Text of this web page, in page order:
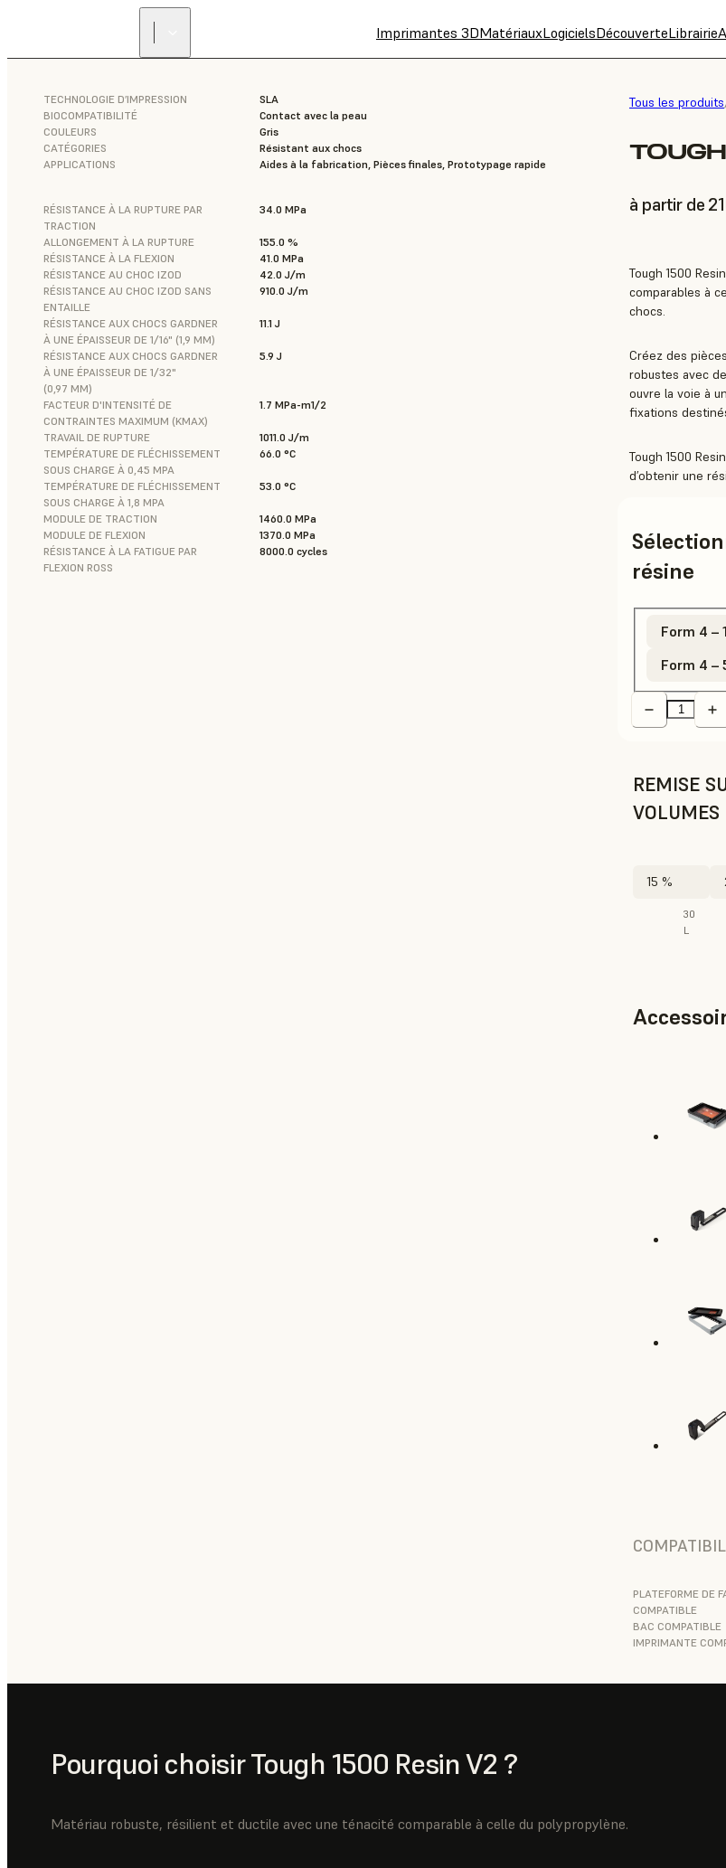
Imprimantes 3DMatériauxLogicielsDécouverteLibrairie
Tous les produits
à partir de
TECHNOLOGIE D’IMPRESSION
SLA
BIOCOMPATIBILITÉ
Contact avec la peau
COULEURS
Gris
CATÉGORIES
Résistant aux chocs
APPLICATIONS
Aides à la fabrication, Pièces finales, Prototypage rapide
RÉSISTANCE À LA RUPTURE PAR
TRACTION
34.0 MPa
ALLONGEMENT À LA RUPTURE
155.0 %
RÉSISTANCE À LA FLEXION
41.0 MPa
RÉSISTANCE AU CHOC IZOD
42.0 J/m
RÉSISTANCE AU CHOC IZOD SANS
ENTAILLE
910.0 J/m
RÉSISTANCE AUX CHOCS GARDNER
À UNE ÉPAISSEUR DE 1/16" (1,9 MM)
11.1 J
RÉSISTANCE AUX CHOCS GARDNER
À UNE ÉPAISSEUR DE 1/32"
(0,97 MM)
5.9 J
FACTEUR D'INTENSITÉ DE
CONTRAINTES MAXIMUM (KMAX)
1.7 MPa-m1/2
TRAVAIL DE RUPTURE
1011.0 J/m
TEMPÉRATURE DE FLÉCHISSEMENT
SOUS CHARGE À 0,45 MPA
66.0 °C
TEMPÉRATURE DE FLÉCHISSEMENT
SOUS CHARGE À 1,8 MPA
53.0 °C
MODULE DE TRACTION
1460.0 MPa
MODULE DE FLEXION
1370.0 MPa
RÉSISTANCE À LA FATIGUE PAR
FLEXION ROSS
8000.0 cycles
Tough 1500
comparables à
chocs.
Créez des
robustes avec
ouvre la voie à
fixations
Tough 1500
d’obtenir une
résine
Form 4 –
Form 4 –
REMISE
VOLUMES
15 %
30
L
PLATEFORME DE
COMPATIBLE
BAC COMPATIBLE
IMPRIMANTE
Pourquoi choisir Tough 1500 Resin V2 ?
Matériau robuste, résilient et ductile avec une ténacité comparable à celle du polypropylène.